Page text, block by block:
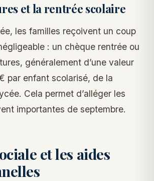
et la rentrée scolaire
les familles reçoivent un coup
: un chèque rentrée ou
généralement d’une valeur
par enfant scolarisé, de la
Cela permet d’alléger les
importantes de septembre.
et les aides